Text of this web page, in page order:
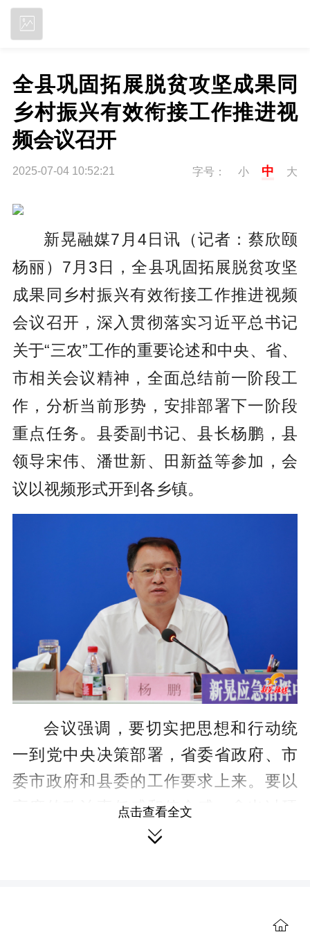
全县巩固拓展脱贫攻坚成果同
乡村振兴有效衔接工作推进视
频会议召开
2025-07-04 10:52:21 字号： 小 中 大
新晃融媒7月4日讯（记者： 蔡欣颐
杨丽） 7月3日，全县巩固拓展脱贫攻坚
成果同乡村振兴有效衔接工作推进视频
会议召开，深入贯彻落实习近平总书记
关于“三农”工作的重要论述和中央、省、
市相关会议精神，全面总结前一阶段工
作，分析当前形势，安排部署下一阶段
重点任务。 县委副书记、县长杨鹏 ，县
领导宋伟、潘世新、田新益等参加，会
议以视频形式开到各乡镇。
会议强调，要切实把思想和行动统
一到党中央决策部署，省委省政府、市
委市政府和县委的工作要求上来。要以
高度的政治责任感和使命感，拿出过硬
举措抓好问题整改，确保高质量完成过
会议强调，要树牢正确政绩观，以
点击查看全文
